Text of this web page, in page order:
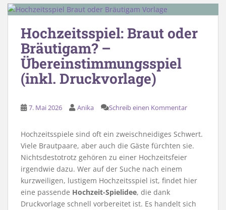
Hochzeitsspiel: Braut oder
Bräutigam? –
Übereinstimmungsspiel
(inkl. Druckvorlage)
7. Mai 2026 Anika Schreib einen Kommentar
Hochzeitsspiele sind oft ein zweischneidiges Schwert.
Viele Brautpaare, aber auch die Gäste fürchten sie.
Nichtsdestotrotz gehören zu einer Hochzeitsfeier
irgendwie dazu. Wer auf der Suche nach einem
kurzweiligen, lustigem Hochzeitsspiel ist, findet hier
eine passende Hochzeit-Spielidee, die dank
Druckvorlage schnell vorbereitet ist. Es handelt sich